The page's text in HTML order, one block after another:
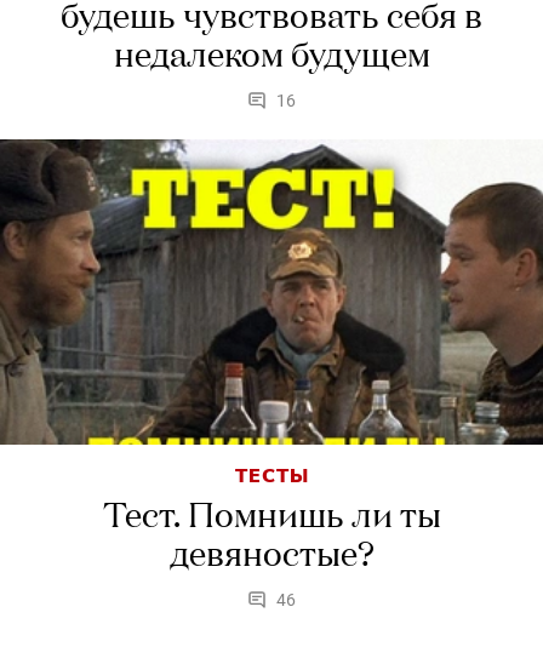
будешь чувствовать себя в
недалеком будущем
16
ТЕСТЫ
Тест. Помнишь ли ты
девяностые?
46